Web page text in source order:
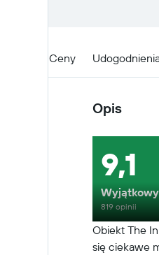
Ceny
Opis
Obiekt The
się ciekawe
9,1
Wyjątkowy
819 opinii